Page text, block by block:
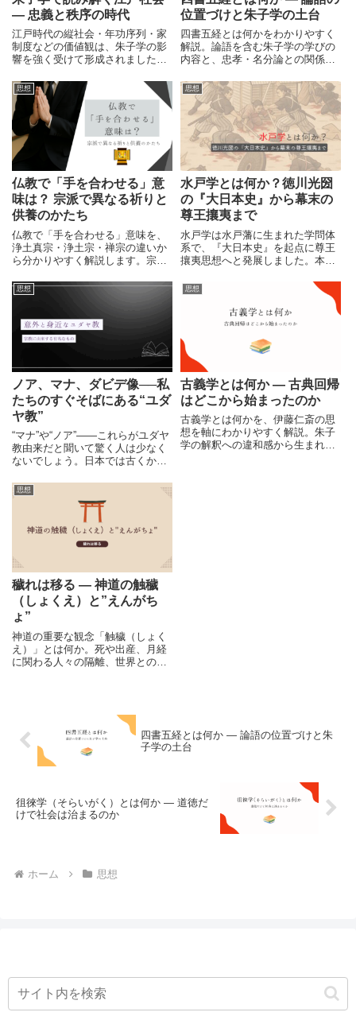
― 忠義と秩序の時代
江戸時代の縦社会・年功序列・家
制度などの価値観は、朱子学の影
響を強く受けて形成されました。
会の思想からわかりやすく読み解
きます。
位置づけと朱子学の土台
四書五経とは何かをわかりやすく
解説。論語を含む朱子学の学びの
内容と、忠孝・名分論との関係を
俯瞰します。
思想
仏教で「手を合わせる」意
味は？ 宗派で異なる祈りと
供養のかたち
仏教で「手を合わせる」意味を、
浄土真宗・浄土宗・禅宗の違いか
ら分かりやすく解説します。宗派
あなたの祈りが尊いことに変わり
はありません。
思想
水戸学とは何か？徳川光圀
の『大日本史』から幕末の
尊王攘夷まで
水戸学は水戸藩に生まれた学問体
系で、『大日本史』を起点に尊王
攘夷思想へと発展しました。本記
影響までを解説します。
思想
ノア、マナ、ダビデ像──私
たちのすぐそばにある“ユダ
ヤ教”
“マナ”や“ノア”――これらがユダヤ
教由来だと聞いて驚く人は少なく
ないでしょう。日本では古くから
ていましたが、意外とキリスト教
やユダヤ教に由来する物事も多く
広まっています。今回は、身近な
ユダヤ教に関するちょっとした雑
学を紹介します。
思想
古義学とは何か ― 古典回帰
はどこから始まったのか
古義学とは何かを、伊藤仁斎の思
想を軸にわかりやすく解説。朱子
学の解釈への違和感から生まれた
思想
穢れは移る ― 神道の触穢
（しょくえ）と”えんがち
ょ”
神道の重要な観念「触穢（しょく
え）」とは何か。死や出産、月経
に関わる人々の隔離、世界との比
四書五経とは何か ― 論語の位置づけと朱
子学の土台
徂徠学（そらいがく）とは何か ― 道徳だ
けで社会は治まるのか
ホーム 思想